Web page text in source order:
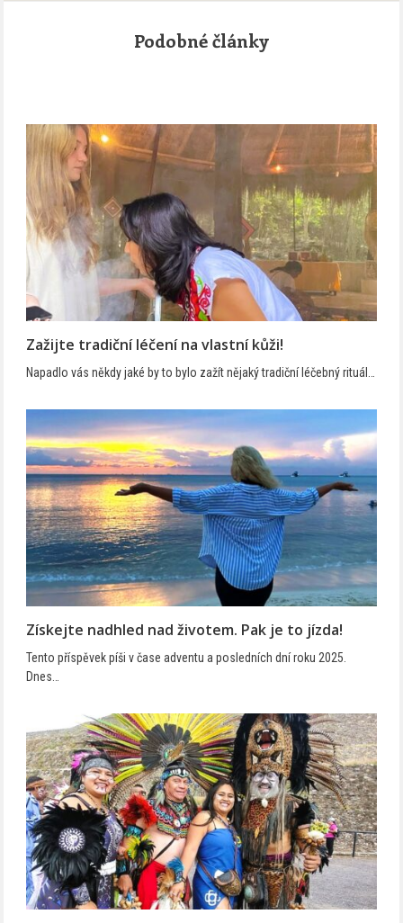
Podobné články
Zažijte tradiční léčení na vlastní kůži!
Napadlo vás někdy jaké by to bylo zažít nějaký tradiční léčebný rituál…
Získejte nadhled nad životem. Pak je to jízda!
Tento příspěvek píši v čase adventu a posledních dní roku 2025.
Dnes…